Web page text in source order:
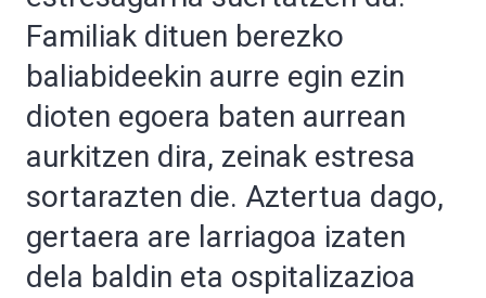
Familiak dituen berezko
baliabideekin aurre egin ezin
dioten egoera baten aurrean
aurkitzen dira, zeinak estresa
sortarazten die. Aztertua dago,
gertaera are larriagoa izaten
dela baldin eta ospitalizazioa